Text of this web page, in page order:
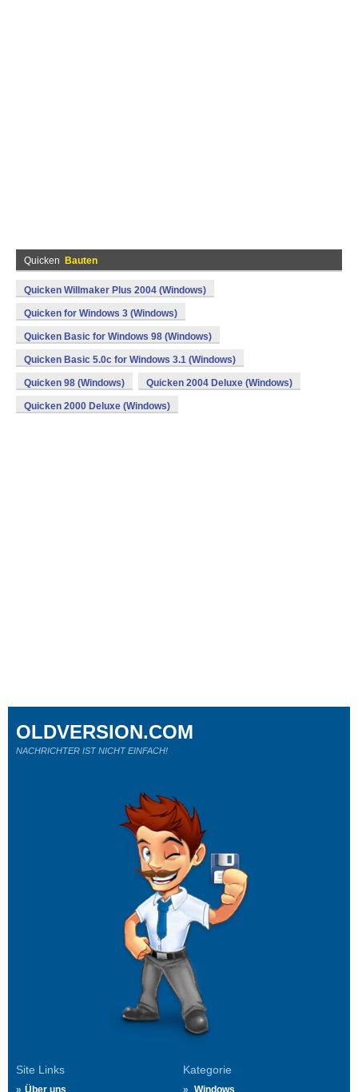
Quicken Bauten
Quicken Willmaker Plus 2004 (Windows)
Quicken for Windows 3 (Windows)
Quicken Basic for Windows 98 (Windows)
Quicken Basic 5.0c for Windows 3.1 (Windows)
Quicken 98 (Windows) Quicken 2004 Deluxe (Windows)
Quicken 2000 Deluxe (Windows)
Site Links
Über uns
Kategorie
Windows
OLDVERSION.COM
NACHRICHTER IST NICHT EINFACH!